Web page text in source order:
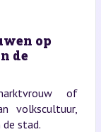
op
de
of
volkscultuur,
stad.